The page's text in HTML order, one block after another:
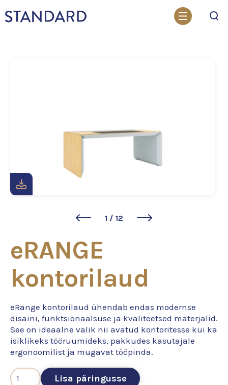
1 / 12
eRANGE
kontorilaud
eRange kontorilaud ühendab endas modernse
disaini, funktsionaalsuse ja kvaliteetsed materjalid.
See on ideaalne valik nii avatud kontoritesse kui ka
isiklikeks tööruumideks, pakkudes kasutajale
ergonoomilist ja mugavat tööpinda.
Lisa päringusse